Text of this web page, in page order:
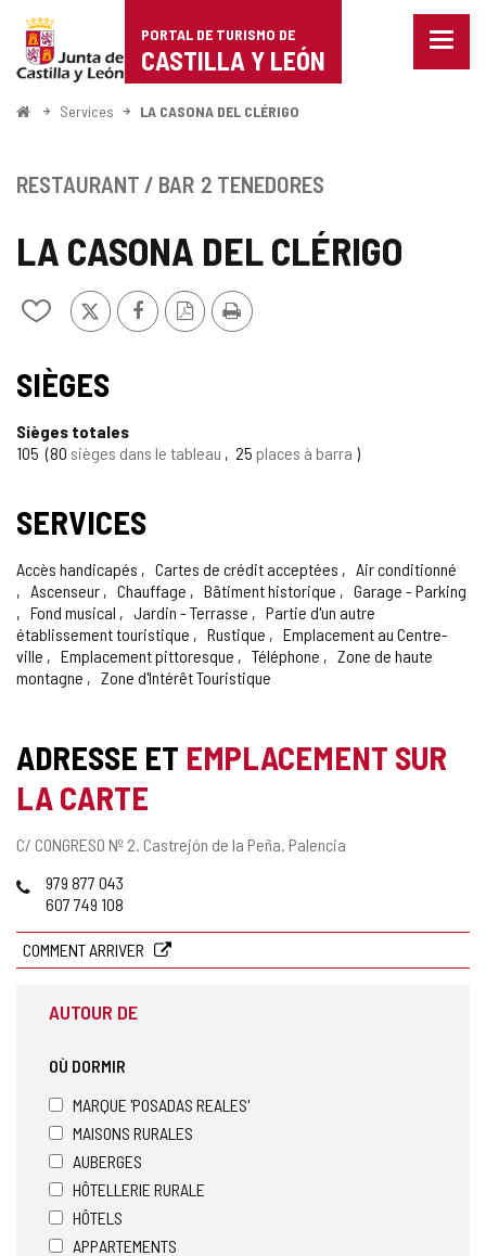
Portal
de
Turismo
Castilla
León
PORTAL DE TURISMO DE
CASTILLA Y LEÓN
Menu
<
Services LA CASONA DEL CLÉRIGO
LA CASONA DEL CLÉRIGO
Ajouter/retirer
de
cahiers
X FacebookVersion
PDF
Imprimer
RESTAURANT / BAR 2 TENEDORES
SIÈGES
Sièges totales
105 80 sièges dans le tableau 25 places à barra
SERVICES
Accès handicapés Cartes de crédit acceptées
Air conditionné
Ascenseur
Chauffage Bâtiment historique
Garage - Parking
Fond musical
Jardin - Terrasse
Partie d'un autre
établissement touristique
Rustique
Emplacement au Centre-
ville
Emplacement pittoresque Téléphone
Zone de haute
montagne
Zone d'Intérêt Touristique
ADRESSE ET EMPLACEMENT SUR
LA CARTE
Adresse
C/ CONGRESO Nº 2. Castrejón de la Peña. Palencia
Téléphones
979 877 043
607 749 108
COMMENT ARRIVER
AUTOUR DE
OÙ DORMIR
MARQUE 'POSADAS REALES'
MAISONS RURALES
AUBERGES
HÔTELLERIE RURALE
HÔTELS
APPARTEMENTS